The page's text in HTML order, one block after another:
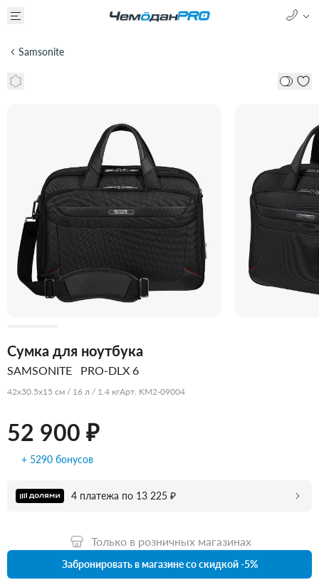
Samsonite
Сумка для ноутбука
SAMSONITE PRO-DLX 6
42x30.5x15 см / 16 л / 1.4 кгАрт. KM2-09004
52 900 ₽
+ 5290 бонусов
4 платежа по 13 225 ₽
Только в розничных магазинах
Забронировать в магазине со скидкой -5%